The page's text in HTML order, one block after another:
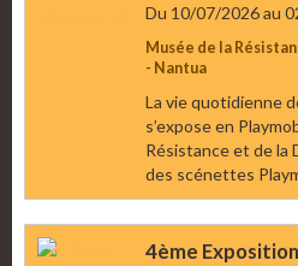
Du 10/07/2026au
Musée de la
- Nantua
La vie quotidienne
s’expose en
Résistance et de la
des scénettes
4ème